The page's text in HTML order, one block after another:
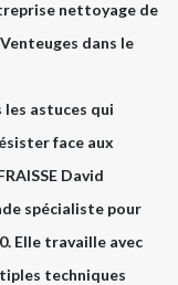
nettoyage de
dans le
les astuces qui
face aux
David
spécialiste pour
Elle travaille avec
techniques